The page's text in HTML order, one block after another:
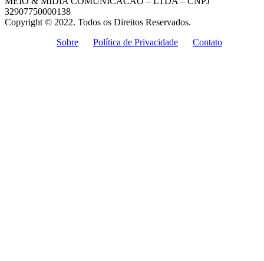
32907750000138
Copyright © 2022. Todos os Direitos Reservados.
Sobre
Política de Privacidade Contato